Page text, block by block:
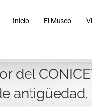
Inicio El Museo
del